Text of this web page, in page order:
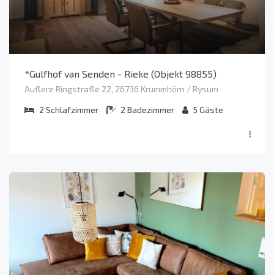
*Gulfhof van Senden - Rieke (Objekt 98855)
Außere Ringstraße 22, 26736 Krummhörn / Rysum
2 Schlafzimmer 2 Badezimmer 5 Gäste